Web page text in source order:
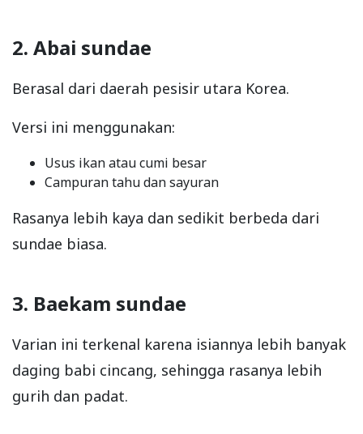
2. Abai sundae
Berasal dari daerah pesisir utara Korea.
Versi ini menggunakan:
Usus ikan atau cumi besar
Campuran tahu dan sayuran
Rasanya lebih kaya dan sedikit berbeda dari
sundae biasa.
3. Baekam sundae
Varian ini terkenal karena isiannya lebih banyak
daging babi cincang, sehingga rasanya lebih
gurih dan padat.